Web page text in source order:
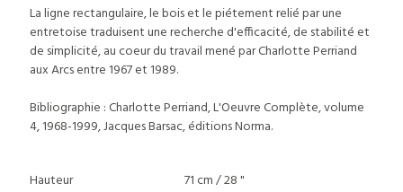
La ligne rectangulaire, le bois et le piétement relié par une
entretoise traduisent une recherche d'efficacité, de stabilité et
de simplicité, au coeur du travail mené par Charlotte Perriand
aux Arcs entre 1967 et 1989.
Bibliographie : Charlotte Perriand, L'Oeuvre Complète, volume
4, 1968-1999, Jacques Barsac, éditions Norma.
Hauteur
71 cm / 28 "